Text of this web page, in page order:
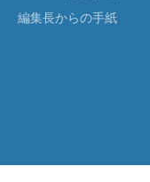
編集長からの手紙